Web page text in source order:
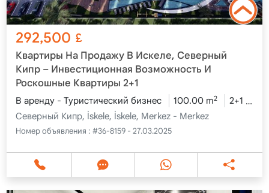
292,500 £
Квартиры На Продажу В Искеле, Северный
Кипр – Инвестиционная Возможность И
Роскошные Квартиры 2+1
В аренду - Туристический бизнес 100.00 m2 2+1
Северный Кипр, İskele, İskele, Merkez - Merkez
Номер объявления : #36-8159 - 27.03.2025